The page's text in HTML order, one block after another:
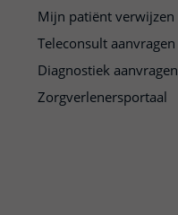
Mijn patiënt verwijzen
Teleconsult aanvragen
Diagnostiek aanvragen
Zorgverlenersportaal